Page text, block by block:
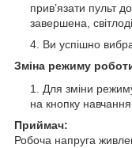
прив’язати пульт
завершена,
Ви успішно
Зміна режиму
Для зміни
на кнопку
Приймач:
Робоча напруга